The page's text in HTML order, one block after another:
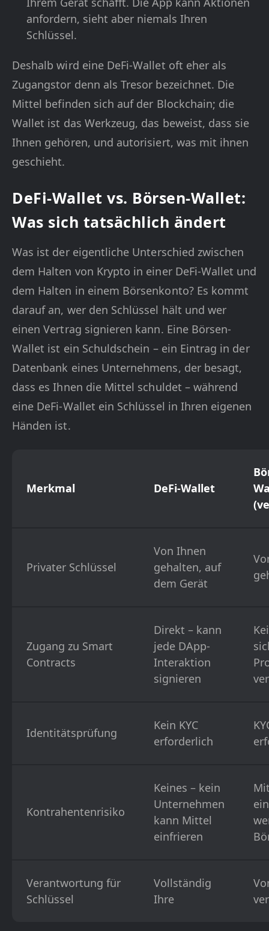
anfordern, sieht aber niemals Ihren
Schlüssel.
Deshalb wird eine DeFi-Wallet oft eher als
Zugangstor denn als Tresor bezeichnet. Die
Mittel befinden sich auf der Blockchain; die
Wallet ist das Werkzeug, das beweist, dass sie
Ihnen gehören, und autorisiert, was mit ihnen
geschieht.
DeFi-Wallet vs. Börsen-Wallet:
Was sich tatsächlich ändert
Was ist der eigentliche Unterschied zwischen
dem Halten von Krypto in einer DeFi-Wallet und
dem Halten in einem Börsenkonto? Es kommt
darauf an, wer den Schlüssel hält und wer
einen Vertrag signieren kann. Eine Börsen-
Wallet ist ein Schuldschein – ein Eintrag in der
Datenbank eines Unternehmens, der besagt,
dass es Ihnen die Mittel schuldet – während
eine DeFi-Wallet ein Schlüssel in Ihren eigenen
Händen ist.
Merkmal DeFi-Wallet
Privater Schlüssel
Von Ihnen
gehalten, auf
dem Gerät
Zugang zu Smart
Contracts
Direkt – kann
jede DApp-
Interaktion
signieren
Identitätsprüfung
Kein KYC
erforderlich
Kontrahentenrisiko
Keines – kein
Unternehmen
kann Mittel
einfrieren
Verantwortung für
Schlüssel
Vollständig
Ihre